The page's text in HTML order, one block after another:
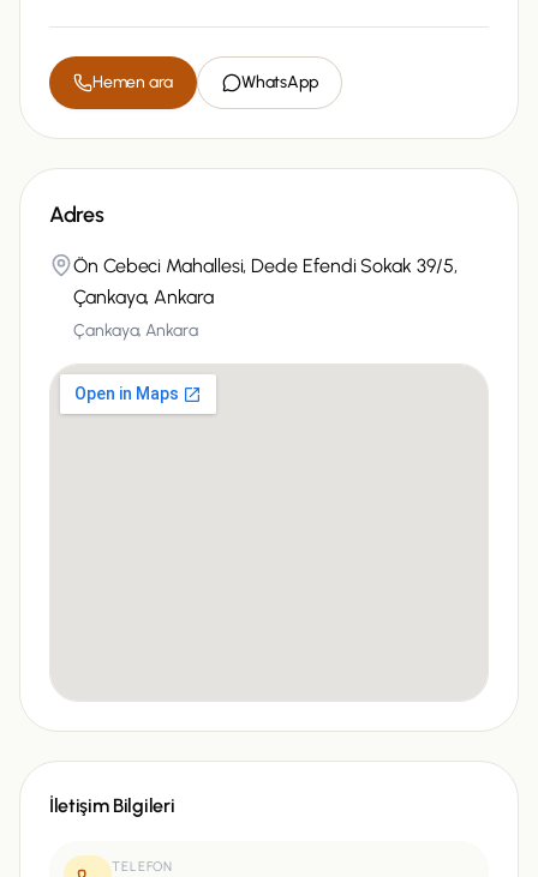
Hemen ara WhatsApp
Adres
Ön Cebeci Mahallesi, Dede Efendi Sokak 39/5,
Çankaya, Ankara
Çankaya, Ankara
İletişim Bilgileri
TELEFON